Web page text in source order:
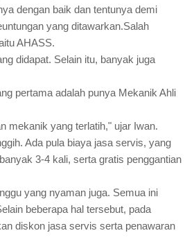
dengan baik dan tentunya demi
yang ditawarkan.Salah
AHASS.
didapat. Selain itu, banyak juga
pertama adalah punya Mekanik Ahli
mekanik yang terlatih," ujar Iwan.
Ada pula biaya jasa servis, yang
3-4 kali, serta gratis penggantian
yang nyaman juga. Semua ini
beberapa hal tersebut, pada
diskon jasa servis serta penawaran